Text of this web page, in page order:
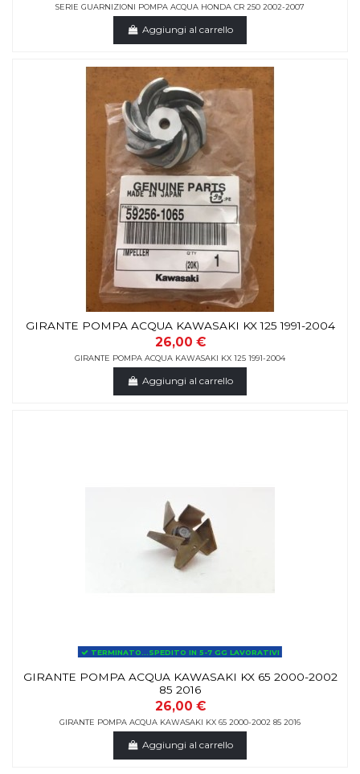
SERIE GUARNIZIONI POMPA ACQUA HONDA CR 250 2002-2007
Aggiungi al carrello
GIRANTE POMPA ACQUA KAWASAKI KX 125 1991-2004
26,00 €
GIRANTE POMPA ACQUA KAWASAKI KX 125 1991-2004
Aggiungi al carrello
TERMINATO...SPEDITO IN 5-7 GG LAVORATIVI
GIRANTE POMPA ACQUA KAWASAKI KX 65 2000-2002
85 2016
26,00 €
GIRANTE POMPA ACQUA KAWASAKI KX 65 2000-2002 85 2016
Aggiungi al carrello